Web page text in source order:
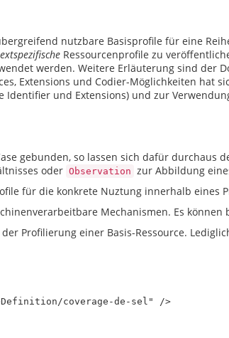
nutzbare Basisprofile für eine
Ressourcenprofile zu
werden. Weitere Erläuterung sind der
Extensions und Codier-Möglichkeiten hat
und Extensions) und zur
gebunden, so lassen sich dafür
oder Observation zur Abbildung
für die konkrete Nuztung innerhalb eines
Mechanismen. Es
Profilierung einer Basis-Ressource.
    <baseDefinition value="http://fhir.de/StructureDefinition/coverage-de-sel" />